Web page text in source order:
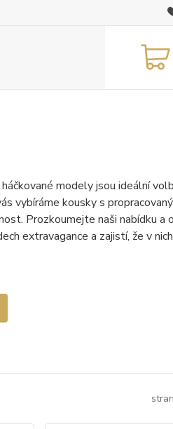
modely jsou ideální
vybíráme kousky s
Prozkoumejte naši nabídku a
extravagance a zajistí, že v